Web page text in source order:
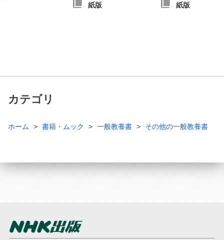
紙版 紙版
カテゴリ
ホーム 書籍・ムック 一般教養書 その他の一般教養書